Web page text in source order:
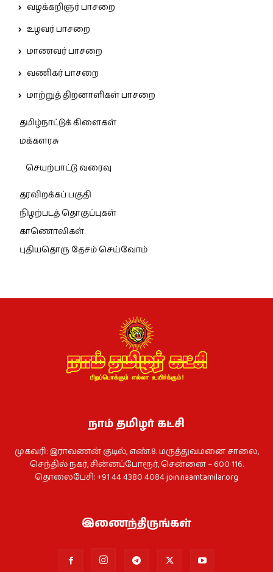
வழக்கறிஞர் பாசறை
உழவர் பாசறை
மாணவர் பாசறை
வணிகர் பாசறை
மாற்றுத் திறனாளிகள் பாசறை
தமிழ்நாட்டுக் கிளைகள்
மக்களரசு
செயற்பாட்டு வரைவு
தரவிறக்கப் பகுதி
நிழற்படத் தொகுப்புகள்
காணொலிகள்
புதியதொரு தேசம் செய்வோம்
நாம் தமிழர் கட்சி
முகவரி: இராவணன் குடில், எண்.8. மருத்துவமனை சாலை,
செந்தில் நகர், சின்னப்போரூர், சென்னை – 600 116.
தொலைபேசி: +91 44 4380 4084join.naamtamilar.org
இணைந்திருங்கள்